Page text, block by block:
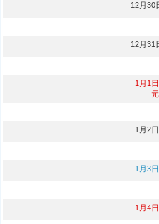
12月30
12月31
1月1日
1月2日
1月3日
1月4日